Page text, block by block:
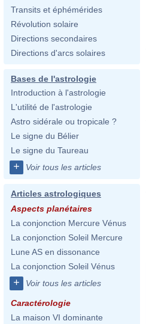
Transits et éphémérides
Révolution solaire
Directions secondaires
Directions d'arcs solaires
Bases de l'astrologie
Introduction à l'astrologie
L'utilité de l'astrologie
Astro sidérale ou tropicale ?
Le signe du Bélier
Le signe du Taureau
+ Voir tous les articles
Articles astrologiques
Aspects planétaires
La conjonction Mercure Vénus
La conjonction Soleil Mercure
Lune AS en dissonance
La conjonction Soleil Vénus
+ Voir tous les articles
Caractérologie
La maison VI dominante